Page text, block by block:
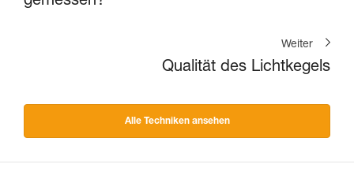
Weiter
Qualität des Lichtkegels
Alle Techniken ansehen